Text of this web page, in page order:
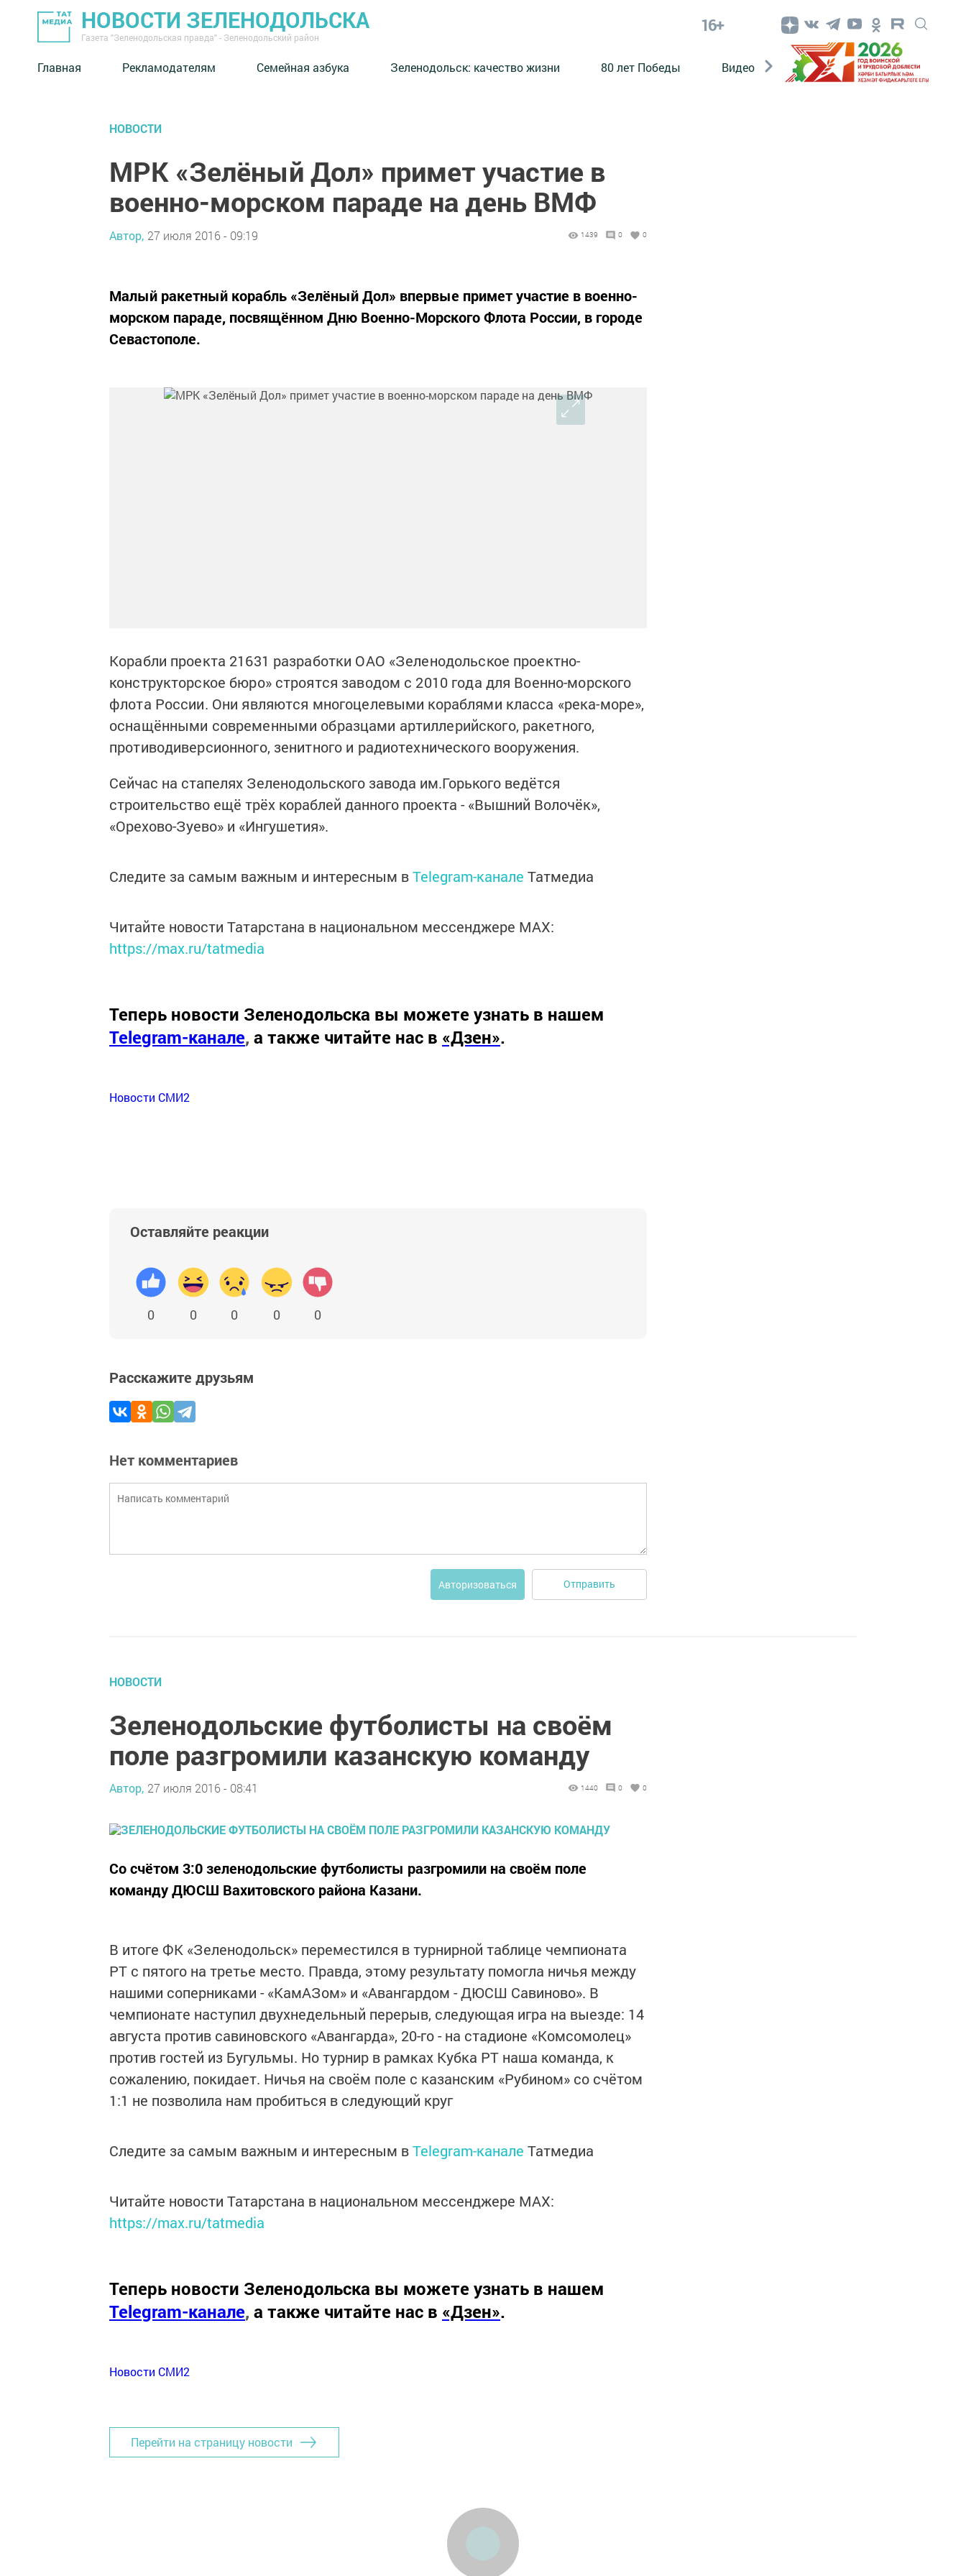
НОВОСТИ ЗЕЛЕНОДОЛЬСКА
Газета "Зеленодольская правда" - Зеленодольский район
16+
Главная Рекламодателям Семейная азбука ⁠Зеленодольск: качество жизни 80 лет Победы Видео Конкурсы ЭтноДети
НОВОСТИ
МРК «Зелёный Дол» примет участие в
военно-морском параде на день ВМФ
Автор, 27 июля 2016 - 09:19 1439 0 0
Малый ракетный корабль «Зелёный Дол» впервые примет участие в военно-
морском параде, посвящённом Дню Военно-Морского Флота России, в городе
Севастополе.
Корабли проекта 21631 разработки ОАО «Зеленодольское проектно-
конструкторское бюро» строятся заводом с 2010 года для Военно-морского
флота России. Они являются многоцелевыми кораблями класса «река-море»,
оснащёнными сов­ременными образцами артиллерийс­кого, ракетного,
противодиверсионного, зенитного и радиотехнического вооружения.
Сейчас на стапелях Зеленодольского завода им.Горького ведётся
строительство ещё трёх кораблей данного проекта - «Вышний Волочёк»,
«Орехово-Зуево» и «Ингушетия».
Следите за самым важным и интересным вTelegram-канале Татмедиа
Читайте новости Татарстана в национальном мессенджере MАХ:
https://max.ru/tatmedia
Теперь новости Зеленодольска вы можете узнать в нашем
Telegram-канале, а также читайте нас в «Дзен».
Новости СМИ2
Оставляйте реакции
0 0 0 0 0
Расскажите друзьям
Нет комментариев
Авторизоваться Отправить
НОВОСТИ
Зеленодольские футболисты на своём
поле разгромили казанскую команду
Автор, 27 июля 2016 - 08:41 1440 0 0
Со счётом 3:0 зеленодольские футболисты разгромили на своём поле
команду ДЮСШ Вахитовского района Казани.
В итоге ФК «Зеленодольск» переместился в турнирной таблице чемпионата
РТ с пятого на третье место. Правда, этому результату помогла ничья между
нашими соперниками - «КамАЗом» и «Авангардом - ДЮСШ Савиново». В
чемпионате наступил двухнедельный перерыв, следующая игра на выезде: 14
августа против савиновского «Авангарда», 20-го - на стадионе «Комсомолец»
против гостей из Бугульмы. Но турнир в рамках Кубка РТ наша команда, к
сожалению, покидает. Ничья на своём поле с казанским «Рубином» со счётом
1:1 не позволила нам пробиться в следующий круг
Следите за самым важным и интересным вTelegram-канале Татмедиа
Читайте новости Татарстана в национальном мессенджере MАХ:
https://max.ru/tatmedia
Теперь новости Зеленодольска вы можете узнать в нашем
Telegram-канале, а также читайте нас в «Дзен».
Новости СМИ2
Перейти на страницу новости